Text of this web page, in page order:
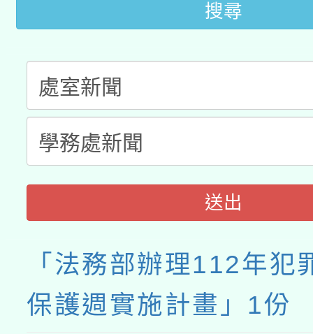
搜尋
送出
「法務部辦理112年犯
保護週實施計畫」1份